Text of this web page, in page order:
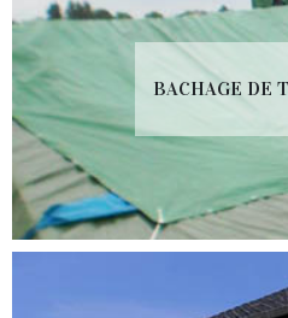
BACHAGE DE